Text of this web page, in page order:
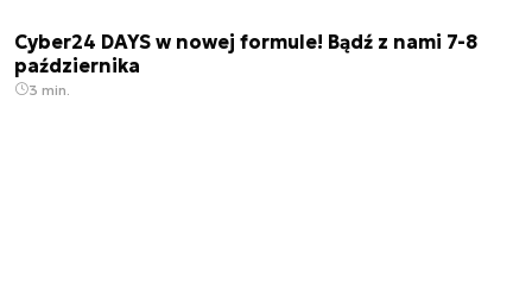
Cyber24 DAYS w nowej formule! Bądź z nami 7-8
października
3 min.